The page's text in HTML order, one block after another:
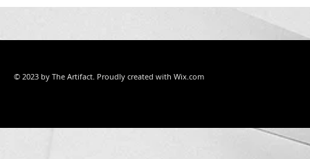
© 2023 by The Artifact. Proudly created with Wix.com